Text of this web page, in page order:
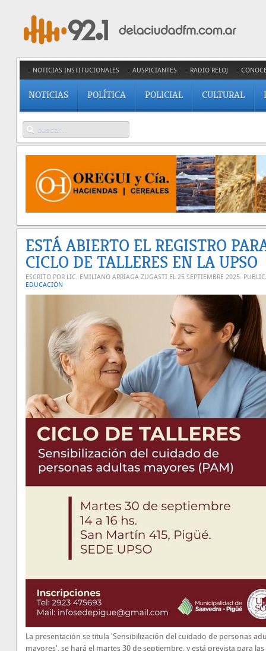
NOTICIAS INSTITUCIONALES AUSPICIANTES RADIO RELOJ
NOTICIAS POLÍTICA POLICIAL CULTURAL
ESTÁ ABIERTO EL REGISTRO
CICLO DE TALLERES EN LA UPSO
ESCRITO POR LIC. EMILIANO ARRIAGA ZUGASTI EL 25 SEPTIEMBRE 2025.
EDUCACIÓN
La presentación se titula 'Sensibilización del cuidado de personas
mayores', se hará el martes 30 de septiembre, y está prevista para las